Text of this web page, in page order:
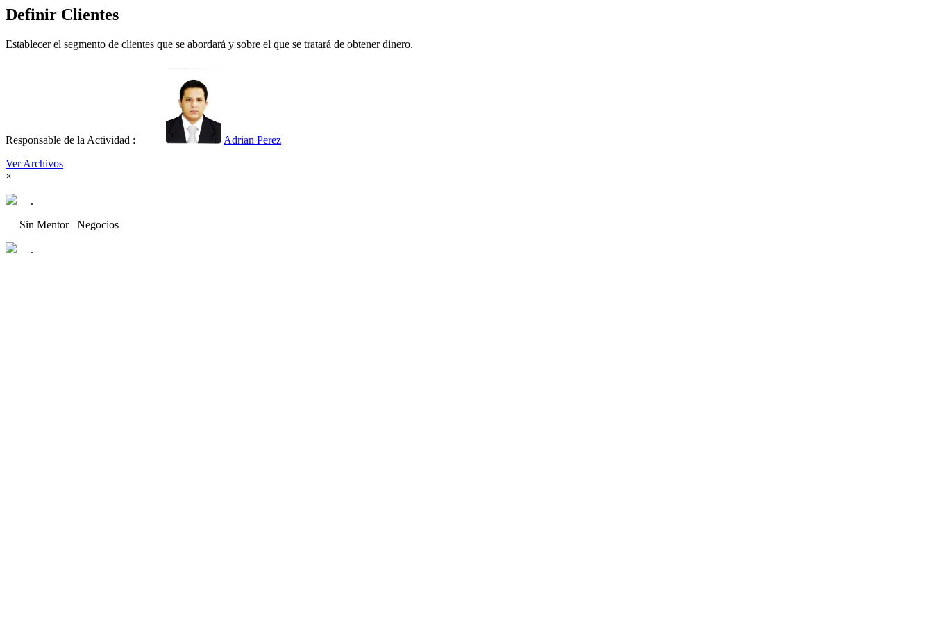
Definir Clientes
Establecer el segmento de clientes que se abordará y sobre el que se tratará de obtener dinero.
Responsable de la Actividad :
Adrian Perez
Ver Archivos
×
.
Sin Mentor Negocios
.